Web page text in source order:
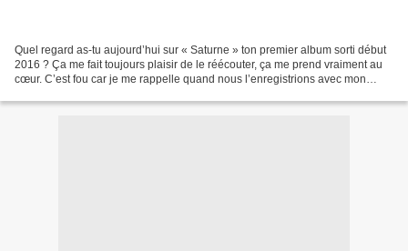
Quel regard as-tu aujourd’hui sur « Saturne » ton premier album sorti début
2016 ? Ça me fait toujours plaisir de le réécouter, ça me prend vraiment au
cœur. C’est fou car je me rappelle quand nous l’enregistrions avec mon